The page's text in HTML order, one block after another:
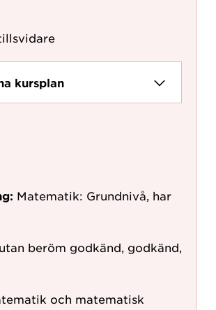
kursplan
Matematik: Grundnivå, har
beröm godkänd, godkänd,
och matematisk